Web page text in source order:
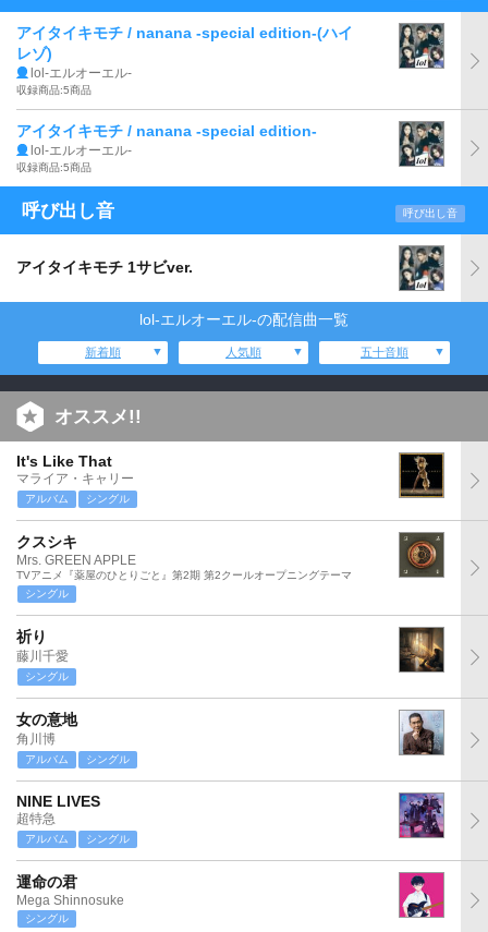
アイタイキモチ / nanana -special edition-(ハイ
レゾ)
lol-エルオーエル-
収録商品:5商品
アイタイキモチ / nanana -special edition-
lol-エルオーエル-
収録商品:5商品
呼び出し音 呼び出し音
アイタイキモチ 1サビver.
lol-エルオーエル-の配信曲一覧
新着順 人気順 五十音順
オススメ!!
It's Like That
マライア・キャリー
アルバム シングル
クスシキ
Mrs. GREEN APPLE
TVアニメ『薬屋のひとりごと』第2期 第2クールオープニングテーマ
シングル
祈り
藤川千愛
シングル
女の意地
角川博
アルバム シングル
NINE LIVES
超特急
アルバム シングル
運命の君
Mega Shinnosuke
シングル